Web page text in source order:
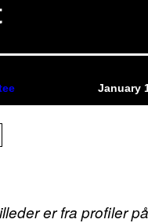
January
er fra profiler